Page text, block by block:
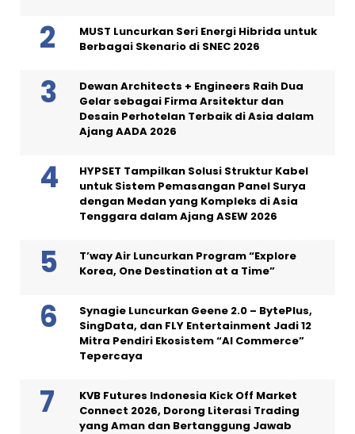
MUST Luncurkan Seri Energi Hibrida untuk
Berbagai Skenario di SNEC 2026
Dewan Architects + Engineers Raih Dua
Gelar sebagai Firma Arsitektur dan
Desain Perhotelan Terbaik di Asia dalam
Ajang AADA 2026
HYPSET Tampilkan Solusi Struktur Kabel
untuk Sistem Pemasangan Panel Surya
dengan Medan yang Kompleks di Asia
Tenggara dalam Ajang ASEW 2026
T’way Air Luncurkan Program “Explore
Korea, One Destination at a Time”
Synagie Luncurkan Geene 2.0 – BytePlus,
SingData, dan FLY Entertainment Jadi 12
Mitra Pendiri Ekosistem “AI Commerce”
Tepercaya
KVB Futures Indonesia Kick Off Market
Connect 2026, Dorong Literasi Trading
yang Aman dan Bertanggung Jawab